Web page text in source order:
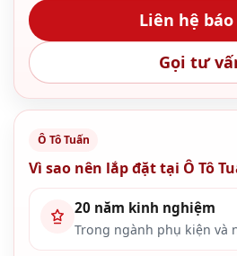
Liên hệ
Gọi tư
Ô Tô Tuấn
Vì sao nên lắp đặt tại Ô Tô
20 năm kinh nghiệm
Trong ngành phụ kiện và